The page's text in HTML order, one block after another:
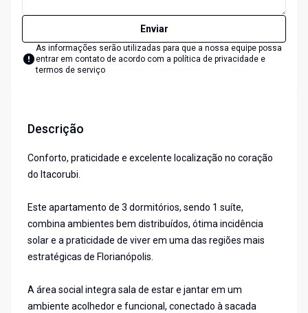
Enviar
As informações serão utilizadas para que a nossa equipe possa
entrar em contato de acordo com a política de privacidade e
termos de serviço
Descrição
Conforto, praticidade e excelente localização no coração
do Itacorubi.
Este apartamento de 3 dormitórios, sendo 1 suíte,
combina ambientes bem distribuídos, ótima incidência
solar e a praticidade de viver em uma das regiões mais
estratégicas de Florianópolis.
A área social integra sala de estar e jantar em um
ambiente acolhedor e funcional, conectado à sacada